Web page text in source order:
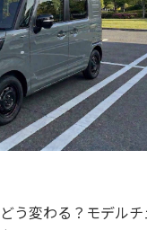
う変わる？モデルチ